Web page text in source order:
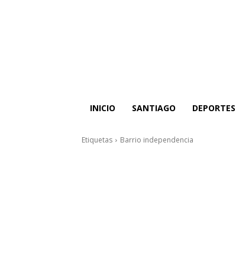
INICIO SANTIAGO DEPORTES
Etiquetas Barrio independencia